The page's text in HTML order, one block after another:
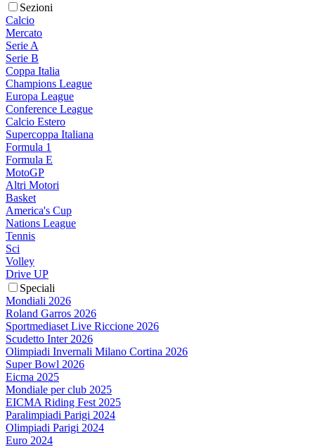
Sezioni
Calcio
Mercato
Serie A
Serie B
Coppa Italia
Champions League
Europa League
Conference League
Calcio Estero
Supercoppa Italiana
Formula 1
Formula E
MotoGP
Altri Motori
Basket
America's Cup
Nations League
Tennis
Sci
Volley
Drive UP
Speciali
Mondiali 2026
Roland Garros 2026
Sportmediaset Live Riccione 2026
Scudetto Inter 2026
Olimpiadi Invernali Milano Cortina 2026
Super Bowl 2026
Eicma 2025
Mondiale per club 2025
EICMA Riding Fest 2025
Paralimpiadi Parigi 2024
Olimpiadi Parigi 2024
Euro 2024